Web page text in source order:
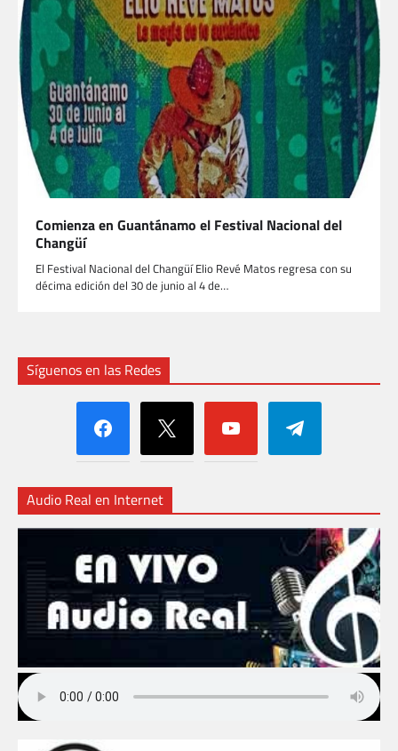
Comienza en Guantánamo el Festival Nacional del
Changüí
El Festival Nacional del Changüí Elio Revé Matos regresa con su
décima edición del 30 de junio al 4 de…
Síguenos en las Redes
facebook x youtube telegram
Audio Real en Internet